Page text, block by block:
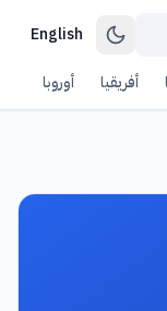
English
أفريقيا أوروبا